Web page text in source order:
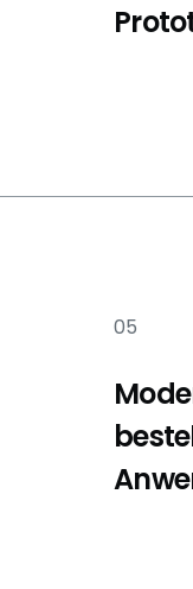
05